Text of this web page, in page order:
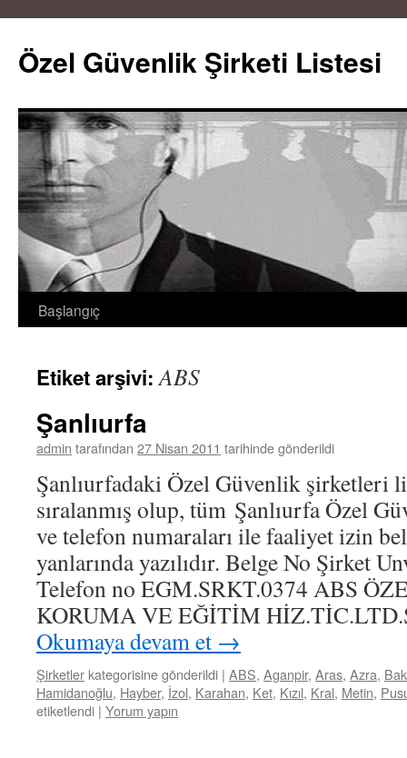
Özel Güvenlik Şirketi Listesi
İçeriğe
Başlangıç
Etiket arşivi:ABS
Şanlıurfa
admin tarafından 27 Nisan 2011 tarihinde gönderildi
Şanlıurfadaki Özel Güvenlik şirketleri
sıralanmış olup, tüm Şanlıurfa Özel
ve telefon numaraları ile faaliyet izin
yanlarında yazılıdır. Belge No Şirket
Telefon no EGM.SRKT.0374 ABS
KORUMA VE EĞİTİM
Okumaya devam et →
Şirketler kategorisine gönderildi | ABS, Aganpir, Aras, Azra,
Hamidanoğlu, Hayber, İzol, Karahan, Ket, Kızıl, Kral, Metin,
etiketlendi | Yorum yapın